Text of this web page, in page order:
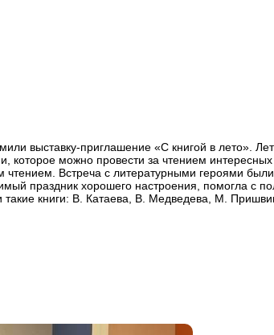
выставку-приглашение «С книгой в лето».
можно провести за чтением
чтением. Встреча с литературными героями
праздник хорошего настроения, помогла с
книги: В. Катаева, В. Медведева, М.